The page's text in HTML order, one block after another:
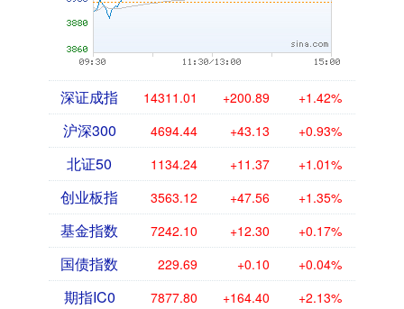
深证成指 14311.01 +200.89 +1.42%
沪深300 4694.44 +43.13 +0.93%
北证50 1134.24 +11.37 +1.01%
创业板指 3563.12 +47.56 +1.35%
基金指数 7242.10 +12.30 +0.17%
国债指数 229.69 +0.10 +0.04%
期指IC0 7877.80 +164.40 +2.13%